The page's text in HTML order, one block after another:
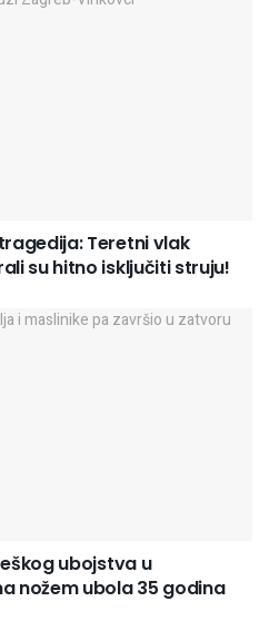
Teretni vlak
su hitno isključiti struju!
ubojstva u
nožem ubola 35 godina